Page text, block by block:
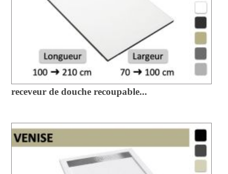
receveur de douche recoupable...